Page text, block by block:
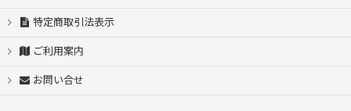
特定商取引法表示
ご利用案内
お問い合せ